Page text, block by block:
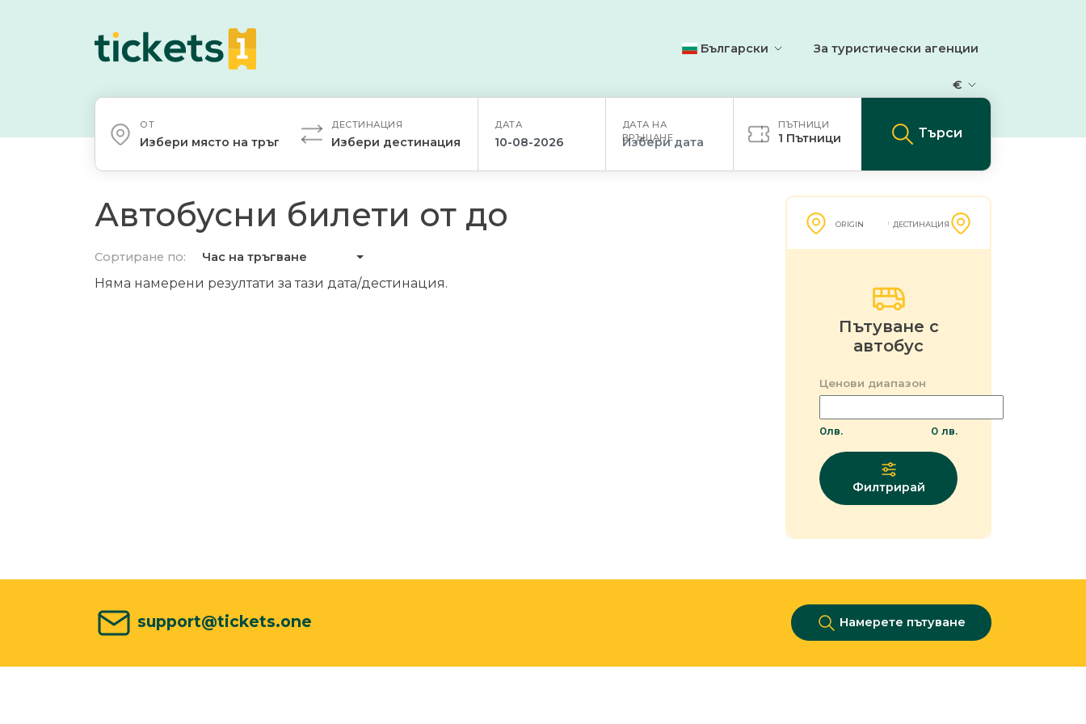
Български За туристически агенции
€
ОТ
Избери място на тръгване
ДЕСТИНАЦИЯ
Избери дестинация
ДАТА
ДАТА НА
ВРЪЩАНЕ
ПЪТНИЦИ
1 Пътници Търси
Автобусни билети от до
Сортиране по: Час на тръгване
Няма намерени резултати за тази дата/дестинация.
ORIGIN ДЕСТИНАЦИЯ
Пътуване с
автобус
Ценови диапазон
0лв. 0 лв.
Филтрирай
support@tickets.one Намерете пътуване